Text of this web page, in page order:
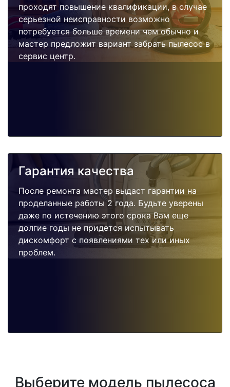
проходят повышение квалификации, в случае
серьезной неисправности возможно
потребуется больше времени чем обычно и
мастер предложит вариант забрать пылесос в
сервис центр.
Гарантия качества
После ремонта мастер выдаст гарантии на
проделанные работы 2 года. Будьте уверены
даже по истечению этого срока Вам еще
долгие годы не придется испытывать
дискомфорт с появлениями тех или иных
проблем.
Выберите модель пылесоса